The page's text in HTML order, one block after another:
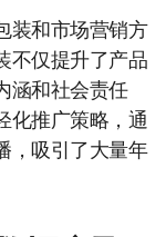
装和市场营销方
不仅提升了产品
涵和社会责任
化推广策略，通
，吸引了大量年